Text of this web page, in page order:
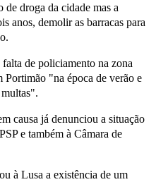
droga da cidade mas a
anos, demolir as barracas para
de policiamento na zona
Portimão "na época de verão e
causa já denunciou a situação
e também à Câmara de
à Lusa a existência de um